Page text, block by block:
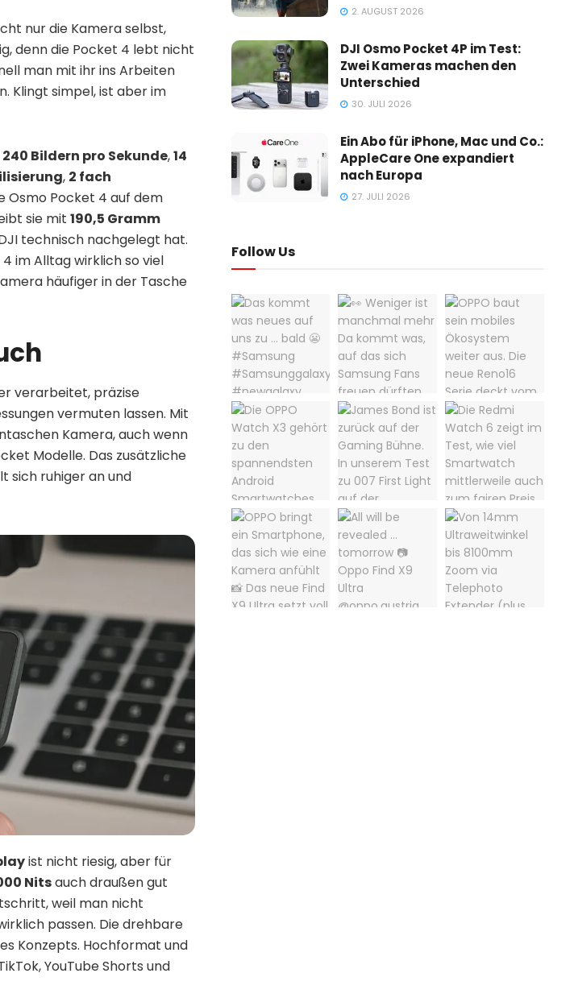
nur die Kamera selbst,
denn die Pocket 4 lebt nicht
man mit ihr ins Arbeiten
Klingt simpel, ist aber im
240 Bildern pro Sekunde,14
, 2 fach
Osmo Pocket 4 auf dem
sie mit 190,5 Gramm
technisch nachgelegt hat.
im Alltag wirklich so viel
häufiger in der Tasche
verarbeitet, präzise
vermuten lassen. Mit
Kamera, auch wenn
Modelle. Das zusätzliche
sich ruhiger an und
ist nicht riesig, aber für
Nitsauch draußen gut
weil man nicht
passen. Die drehbare
Konzepts. Hochformat und
YouTube Shorts und
2. AUGUST 2026
DJI Osmo Pocket 4P im Test:
Zwei Kameras machen den
Unterschied
30. JULI 2026
Ein Abo für iPhone, Mac und Co.:
AppleCare One expandiert
nach Europa
27. JULI 2026
Follow Us